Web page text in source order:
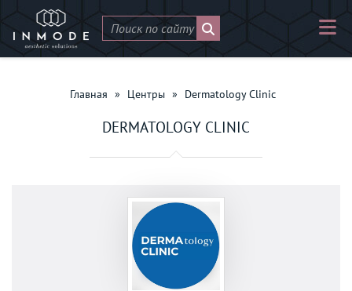
Главная » Центры » Dermatology Clinic
DERMATOLOGY CLINIC